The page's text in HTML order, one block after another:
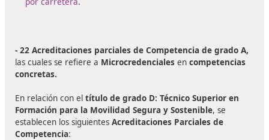
enseñanza tradicional en autoescuelas, sino que
hasta ladocencia en programas de conducción
eficientepromovidos por la DGT o por empresas
Los titulados también podrán participar en el diseño e
implementación deplanes de movilidad urbana y
empresarial, fomentando el transporte sostenible, la
prevención de accidentes laborales “in itinere” y la